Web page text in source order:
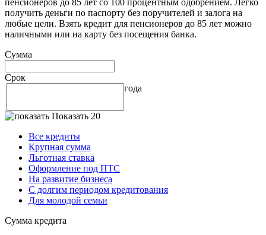
пенсионеров до 85 лет со 100 процентным одобрением. Легко
получить деньги по паспорту без поручителей и залога на
любые цели. Взять кредит для пенсионеров до 85 лет можно
наличными или на карту без посещения банка.
Сумма
Срок
года
Показать 20
Все кредиты
Крупная сумма
Льготная ставка
Оформление под ПТС
На развитие бизнеса
С долгим периодом кредитования
Для молодой семьи
Сумма кредита